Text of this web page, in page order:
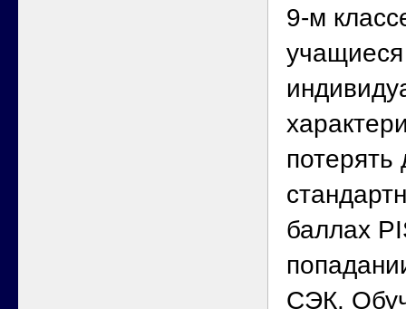
9‑м
потерять
баллах
СЭК.